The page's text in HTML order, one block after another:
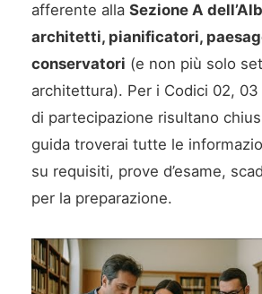
afferente alla Sezione A
architetti, pianificatori,
conservatori (e non più solo
architettura). Per i Codici 02,
di partecipazione risultano
guida troverai tutte le
su requisiti, prove d’esame,
per la preparazione.